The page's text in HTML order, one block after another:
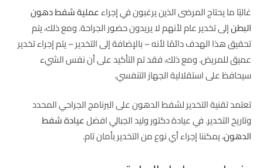
غالبًا ما يحتاج المرضى الذين يرغبون في إجراءعملية شفط دهون
البطنإلى تخدير عام لأنهم لا يريدون حضور الجراحة. ومع ذلك، يتم
تحقيق هذا الهدف دائمًا لأنه – بالإضافة إلى التخدير – يتم إجراء تخدير
عميق للمريض. ومع ذلك، فقد تم التأكيد على أن نفس الشيء
سيحافظ على استقلالية الجهاز التنفسي.
تعتمد تقنية التخدير لشفط الدهون على البرنامج الجراحي المحدد
وتاريخ التخدير. في عيادة دكتور وليد الجبالي افضلعيادة شفط
الدهون، يمكننا إجراء أي نوع من التخدير بأمان تام.